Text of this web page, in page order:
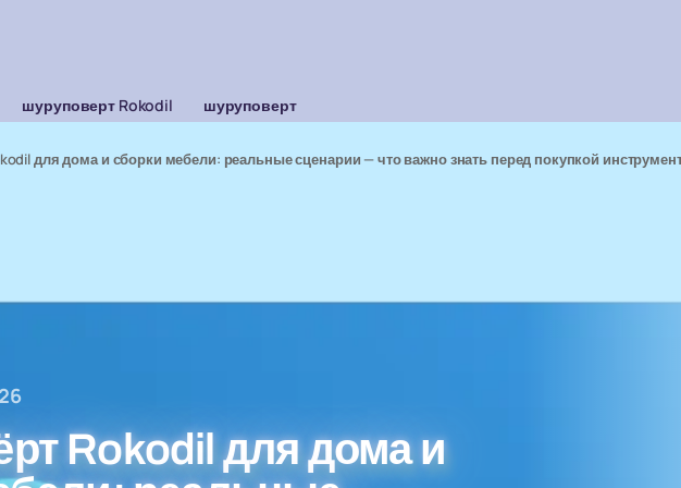
шуруповерт Rokodil шуруповерт
для дома и сборки мебели: реальные сценарии — что важно знать перед покупкой
Rokodil для дома и